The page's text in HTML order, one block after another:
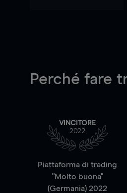
Perché fare
VINCITORE
2022
Piattaforma di trading
"Molto buona"
(Germania) 2022